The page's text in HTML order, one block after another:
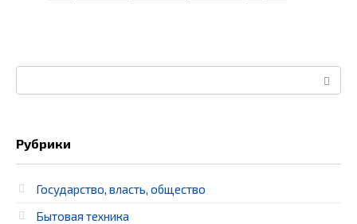
Рубрики
Государство, власть, общество
Бытовая техника